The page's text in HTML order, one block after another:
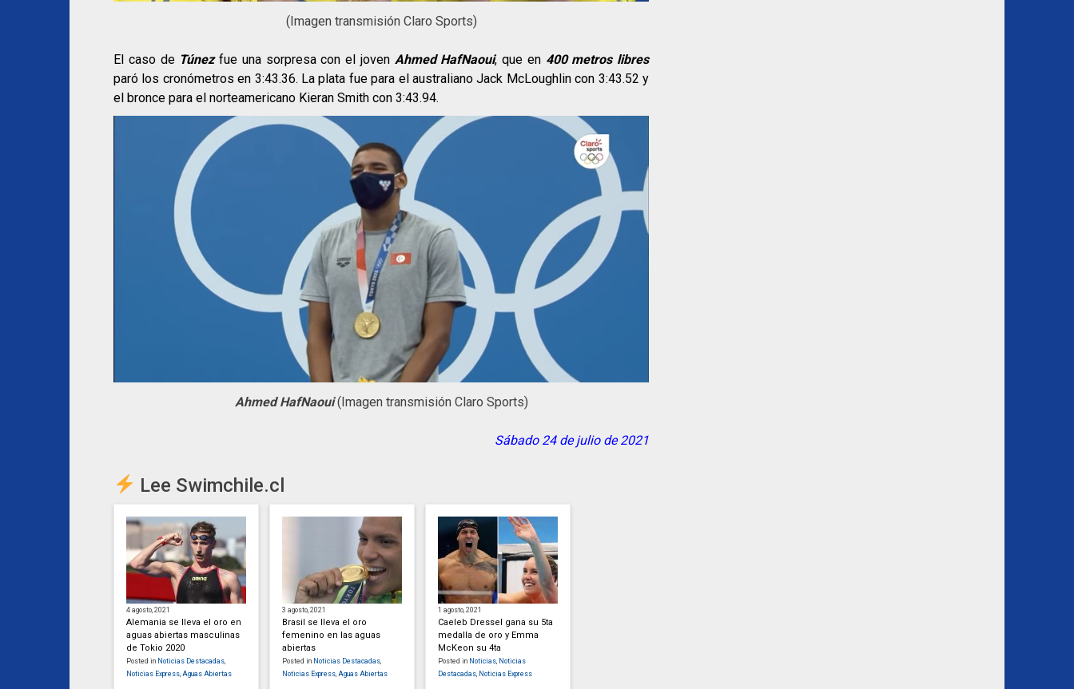
(Imagen transmisión Claro Sports)
El caso de Túnezfue una sorpresa con el joven Ahmed HafNaoui, que en 400 metros libres
paró los cronómetros en 3:43.36. La plata fue para el australiano Jack McLoughlin con 3:43.52 y
el bronce para el norteamericano Kieran Smith con 3:43.94.
Ahmed HafNaoui(Imagen transmisión Claro Sports)
Sábado 24 de julio de 2021
Lee Swimchile.cl
4 agosto, 2021
Alemania se lleva el oro en
aguas abiertas masculinas
de Tokio 2020
Posted in Noticias Destacadas
Noticias Express Aguas Abiertas
3 agosto, 2021
Brasil se lleva el oro
femenino en las aguas
abiertas
Posted in Noticias Destacadas
Noticias Express Aguas Abiertas
1 agosto, 2021
Caeleb Dressel gana su 5ta
medalla de oro y Emma
McKeon su 4ta
Posted in Noticias Noticias
Destacadas Noticias Express